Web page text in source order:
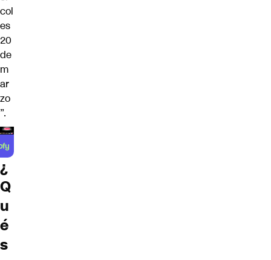
col
es
20
de
m
ar
zo
”.
¿
Q
u
é
s